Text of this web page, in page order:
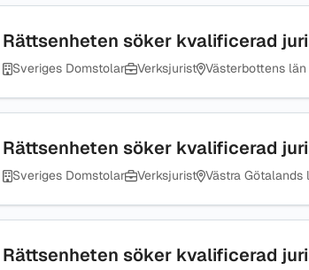
Rättsenheten söker kvalificerad
Sveriges Domstolar Verksjurist Västerbottens län
Rättsenheten söker kvalificerad
Sveriges Domstolar Verksjurist Västra Götalands
Rättsenheten söker kvalificerad